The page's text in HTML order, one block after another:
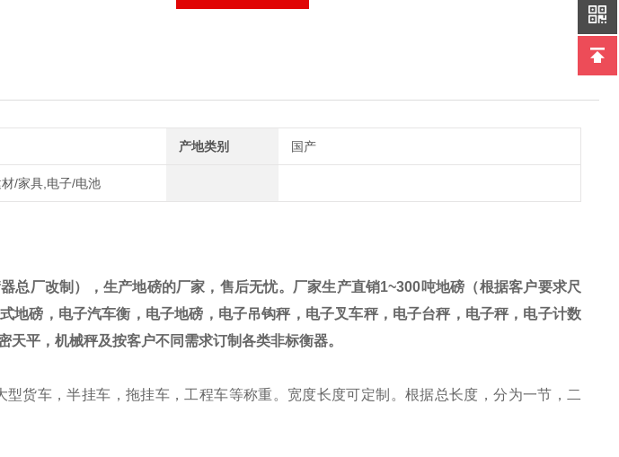
产地类别 国产
/家具,电子/电池
总厂改制）， 生产地磅的厂家，售后无忧。厂家生产直销1~300吨地磅（根据客户要求尺
地磅，电子汽车衡，电子地磅，电子吊钩秤，电子叉车秤，电子台秤，电子秤，电子计数
平，机械秤及按客户不同需求订制各类非标衡器。
型货车，半挂车，拖挂车，工程车等称重。宽度长度可定制。根据总长度，分为一节，二